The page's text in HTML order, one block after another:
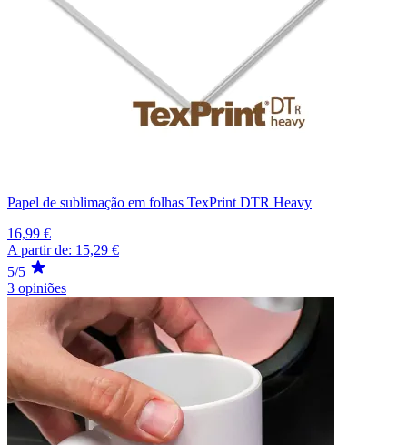
Papel de sublimação em folhas TexPrint DTR Heavy
16,99 €
A partir de: 15,29 €
5/5
3 opiniões